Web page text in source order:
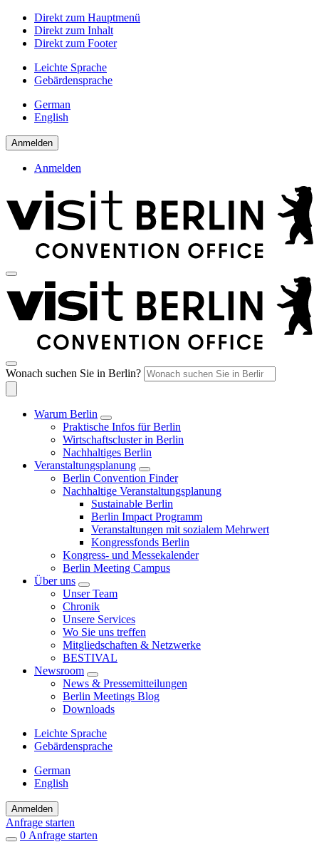
Direkt zum Hauptmenü
Direkt zum Inhalt
Direkt zum Footer
Leichte Sprache
Gebärdensprache
German
English
Anmelden
Anmelden
Wonach suchen Sie in Berlin?
Warum Berlin
Praktische Infos für Berlin
Wirtschaftscluster in Berlin
Nachhaltiges Berlin
Veranstaltungsplanung
Berlin Convention Finder
Nachhaltige Veranstaltungsplanung
Sustainable Berlin
Berlin Impact Programm
Veranstaltungen mit sozialem Mehrwert
Kongressfonds Berlin
Kongress- und Messekalender
Berlin Meeting Campus
Über uns
Unser Team
Chronik
Unsere Services
Wo Sie uns treffen
Mitgliedschaften & Netzwerke
BESTIVAL
Newsroom
News & Pressemitteilungen
Berlin Meetings Blog
Downloads
Leichte Sprache
Gebärdensprache
German
English
Anmelden
Anfrage starten
0 Einträge
Anfrage starten